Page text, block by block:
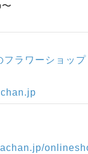
フラワーショッ